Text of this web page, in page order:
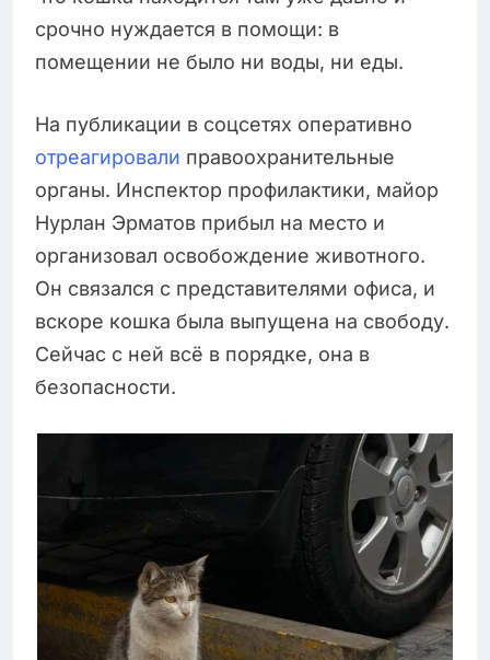
срочно нуждается в помощи: в
помещении не было ни воды, ни еды.
На публикации в соцсетях оперативно
отреагировали правоохранительные
органы. Инспектор профилактики, майор
Нурлан Эрматов прибыл на место и
организовал освобождение животного.
Он связался с представителями офиса, и
вскоре кошка была выпущена на свободу.
Сейчас с ней всё в порядке, она в
безопасности.